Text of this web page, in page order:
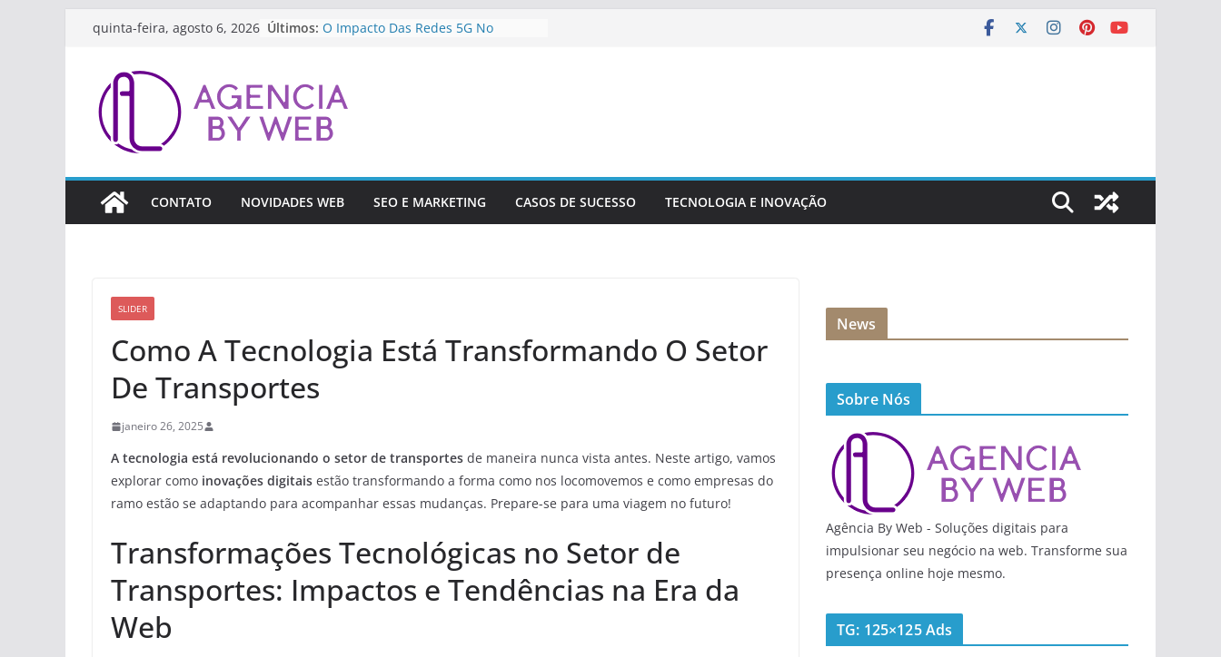
Pular
conteúdo
quinta-feira, agosto 6, 2026 Últimos: O Impacto Das Redes 5G No
As Inovações Tecnológicas Futuras
Ferramentas De Inteligência
Artificial Para Análise De Dados
A Importância Da Inovação
(Fintech)
CONTATO NOVIDADES WEB SEO E MARKETING CASOS DE SUCESSO TECNOLOGIA E INOVAÇÃO
SLIDER
Como A Tecnologia Está Transformando O Setor
De Transportes
janeiro 26, 2025
A tecnologia está revolucionando o setor de transportes de maneira nunca vista antes. Neste artigo, vamos
explorar como inovações digitais estão transformando a forma como nos locomovemos e como empresas do
ramo estão se adaptando para acompanhar essas mudanças. Prepare-se para uma viagem no futuro!
Transformações Tecnológicas no Setor de
Transportes: Impactos e Tendências na Era da
Web
News
Sobre Nós
Agência By Web - Soluções digitais para
impulsionar seu negócio na web. Transforme sua
presença online hoje mesmo.
TG: 125×125 Ads